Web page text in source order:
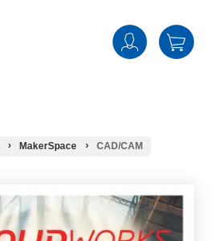
MakerSpace CAD/CAM